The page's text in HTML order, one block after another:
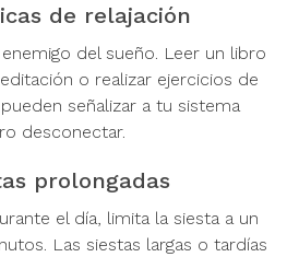
de relajación
del sueño. Leer un libro
o realizar ejercicios de
señalizar a tu sistema
desconectar.
prolongadas
el día, limita la siesta a un
Las siestas largas o tardías